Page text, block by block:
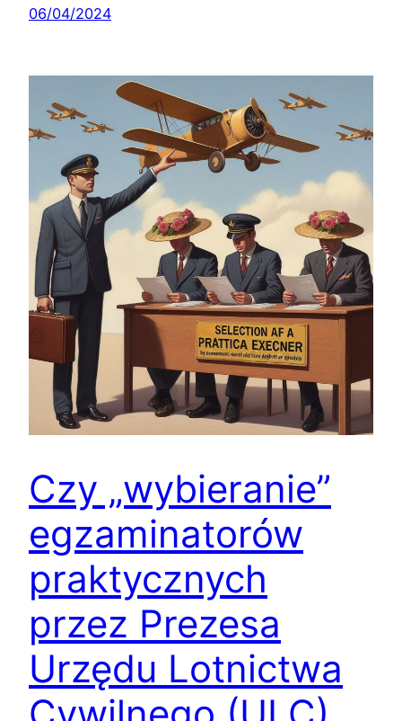
06/04/2024
Czy „wybieranie”
egzaminatorów
praktycznych
przez Prezesa
Urzędu Lotnictwa